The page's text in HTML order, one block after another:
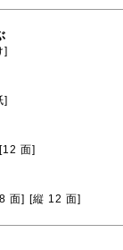
]
]
[12 面]
面] [縦 12 面]